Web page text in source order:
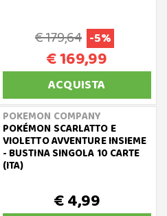
€ 179,64 -5%
€ 169,99
ACQUISTA
POKEMON COMPANY
POKÉMON SCARLATTO E
VIOLETTO AVVENTURE INSIEME
- BUSTINA SINGOLA 10 CARTE
(ITA)
€ 4,99